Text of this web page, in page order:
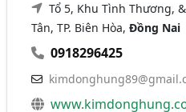
Tổ 5, Khu Tình Thương,
Tân, TP. Biên Hòa,Đồng Nai
0918296425